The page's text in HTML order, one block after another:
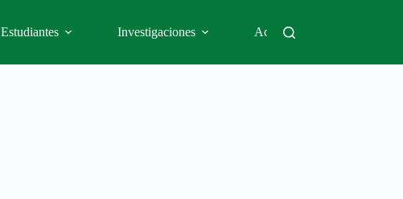
Estudiantes Investigaciones Académicos